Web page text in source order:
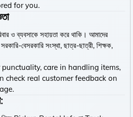
for you.
ও ব্যবসাকে সহায়তা করে থাকি। আমাদের
বেসরকারি সংস্থা, ছাত্র-ছাত্রী, শিক্ষক,
care in handling items,
check real customer feedback on
.